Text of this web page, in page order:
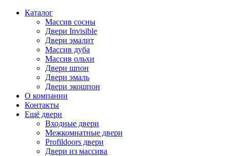
Каталог
Массив сосны
Двери Invisible
Двери эмалит
Массив дуба
Массив ольхи
Двери шпон
Двери эмаль
Двери экошпон
О компании
Контакты
Ещё двери
Входные двери
Межкомнатные двери
Profildoors двери
Двери из массива